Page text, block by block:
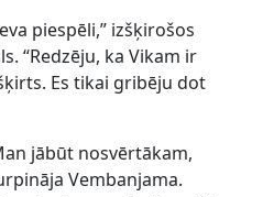
piespēli,” izšķirošos
“Redzēju, ka Vikam ir
Es tikai gribēju dot
jābūt nosvērtākam,
Vembanjama.